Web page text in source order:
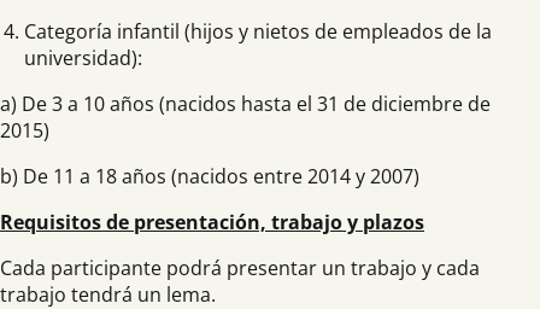
Categoría infantil (hijos y nietos de empleados de la
universidad):
a) De 3 a 10 años (nacidos hasta el 31 de diciembre de
2015)
b) De 11 a 18 años (nacidos entre 2014 y 2007)
Requisitos de presentación, trabajo y plazos
Cada participante podrá presentar un trabajo y cada
trabajo tendrá un lema.